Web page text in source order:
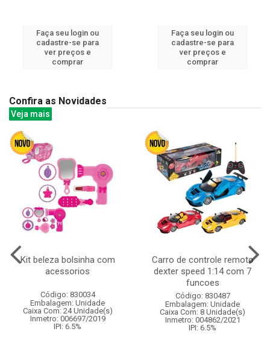
Faça seu login ou
cadastre-se para
ver preços e
comprar
Faça seu login ou
cadastre-se para
ver preços e
comprar
Confira as Novidades
Veja mais
Kit beleza bolsinha com
acessorios
Código: 830034
Embalagem: Unidade
Caixa Com: 24 Unidade(s)
Inmetro: 006697/2019
IPI: 6.5%
Carro de controle remoto
dexter speed 1:14 com 7
funcoes
Código: 830487
Embalagem: Unidade
Caixa Com: 8 Unidade(s)
Inmetro: 004862/2021
IPI: 6.5%